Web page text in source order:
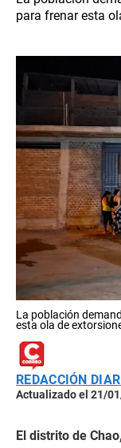
para frenar esta
La población
esta ola de
REDACCIÓN
Actualizado el 21/
El distrito de